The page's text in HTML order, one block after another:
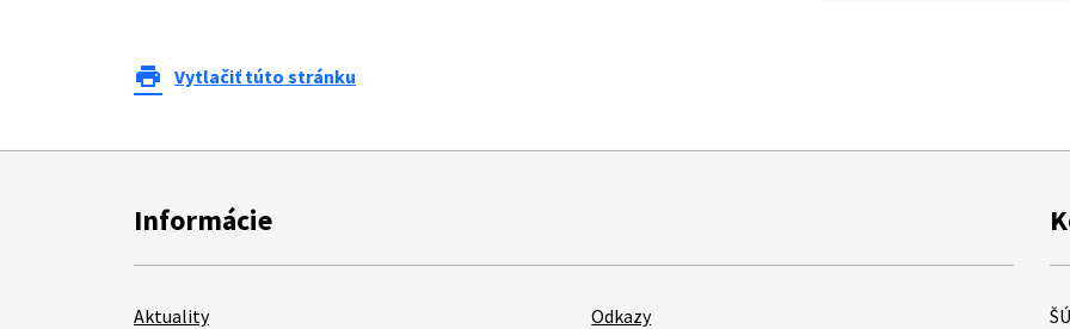
print Vytlačiť túto stránku
Informácie
Aktuality Odkazy